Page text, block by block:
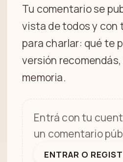
Tu comentario se
vista de todos y con
para charlar: qué te
versión
memoria.
Entrá con tu
un comentario
ENTRAR O